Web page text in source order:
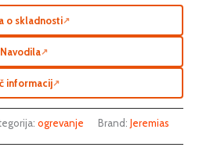
o skladnosti↗
Navodila↗
informacij↗
ogrevanje Brand: Jeremias